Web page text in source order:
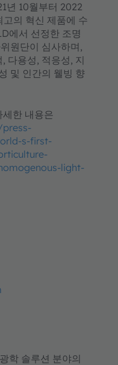
년 10월부터 2022
의 혁신 제품에 수
에서 선정한 조명
원단이 심사하며,
다용성, 적응성, 지
및 인간의 웰빙 향
한 내용은
s-first-
light-
학 솔루션 분야의